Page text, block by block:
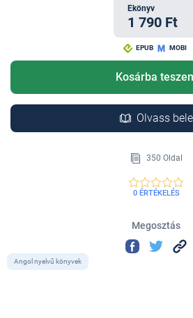
Ekönyv
1 790 Ft
EPUB MOBI
Kosárba
Olvass bele
350 Oldal
0 ÉRTÉKELÉS
Megosztás
Angol nyelvű könyvek